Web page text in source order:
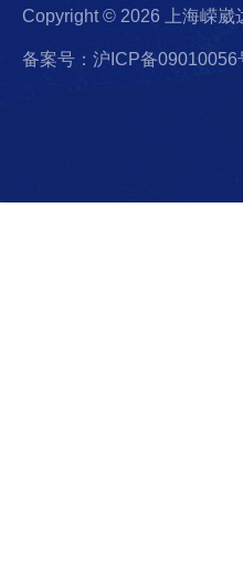
Copyright © 2026 上海嵘崴
备案号：沪ICP备09010056